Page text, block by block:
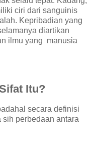
ciri dari sanguinis
Kepribadian yang
diartikan
ilmu yang manusia
Itu?
secara definisi
perbedaan antara